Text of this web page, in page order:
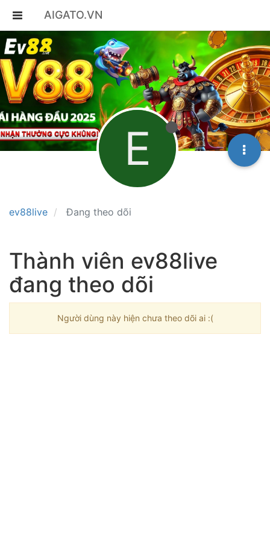
AIGATO.VN
ev88live Đang theo dõi
E
Thành viên ev88live
đang theo dõi
Người dùng này hiện chưa theo dõi ai :(